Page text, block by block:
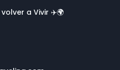
a Vivir ✈️🌍